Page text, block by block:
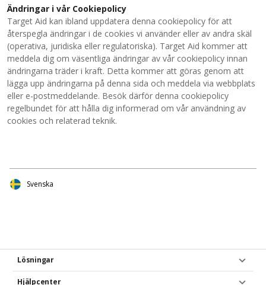
Ändringar i vår Cookiepolicy
Target Aid kan ibland uppdatera denna cookiepolicy för att
återspegla ändringar i de cookies vi använder eller av andra skäl
(operativa, juridiska eller regulatoriska). Target Aid kommer att
meddela dig om väsentliga ändringar av vår cookiepolicy innan
ändringarna träder i kraft. Detta kommer att göras genom att
lägga upp ändringarna på denna sida och meddela via webbplats
eller e-postmeddelande. Besök därför denna cookiepolicy
regelbundet för att hålla dig informerad om vår användning av
cookies och relaterad teknik.
Lösningar
Hjälpcenter
Svenska